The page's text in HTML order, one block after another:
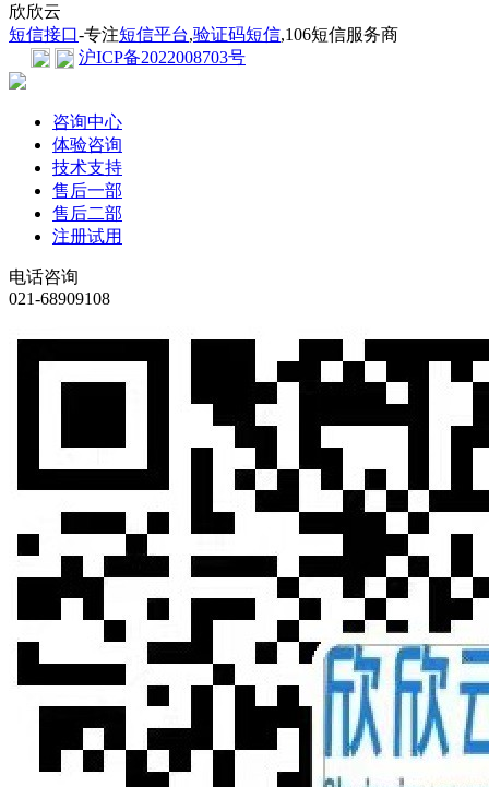
欣欣云
短信接口-专注短信平台,验证码短信,106短信服务商
沪ICP备2022008703号
咨询中心
体验咨询
技术支持
售后一部
售后二部
注册试用
电话咨询
021-68909108